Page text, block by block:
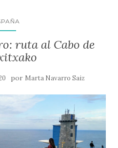
ruta al Cabo de
por Marta Navarro Saiz